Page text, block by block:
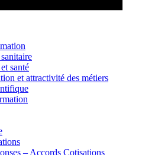
santé
et attractivité des métiers
– Accords Cotisations